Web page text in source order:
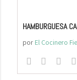
HAMBURGUESA
por El Cocinero